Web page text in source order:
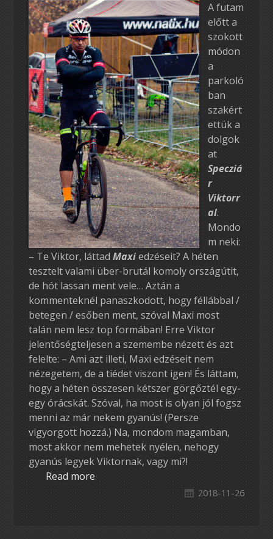
A futam
előtt a
szokott
módon
a
parkoló
ban
szakért
ettük a
dolgok
at
Specziá
r
Viktorr
al.
Mondo
m neki:
– Te Viktor, láttad Maxiedzéseit? A héten
tesztelt valami über-brutál komoly országútit,
de hót lassan ment vele… Aztán a
kommenteknél panaszkodott, hogy féllábbal /
betegen / esőben ment, szóval Maxi most
talán nem lesz top formában! Erre Viktor
jelentőségteljesen a szemembe nézett és azt
felelte: – Ami azt illeti, Maxi edzéseit nem
nézegetem, de a tiédet viszont igen! És láttam,
hogy a héten összesen kétszer görgőztél egy-
egy órácskát. Szóval, ha most is olyan jól fogsz
menni az már nekem gyanús! (Persze
vigyorgott hozzá.) Na, mondom magamban,
most akkor nem mehetek nyélen, nehogy
gyanús legyek Viktornak, vagy mi?!
Read more
2018-11-26